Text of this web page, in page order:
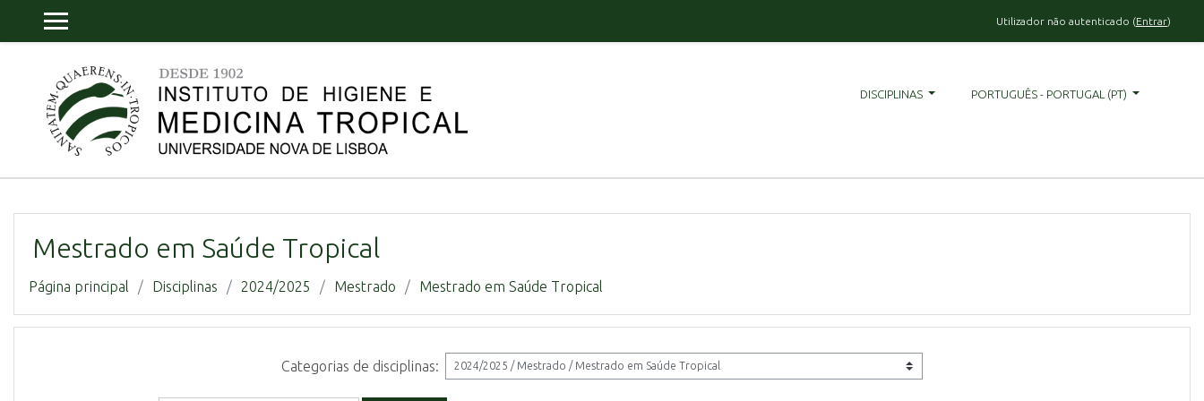
Utilizador não autenticado (Entrar)
DISCIPLINAS PORTUGUÊS - PORTUGAL ‎(PT)‎
Mestrado em Saúde Tropical
Página principal Disciplinas 2024/2025 Mestrado Mestrado em Saúde Tropical
Categorias de disciplinas: